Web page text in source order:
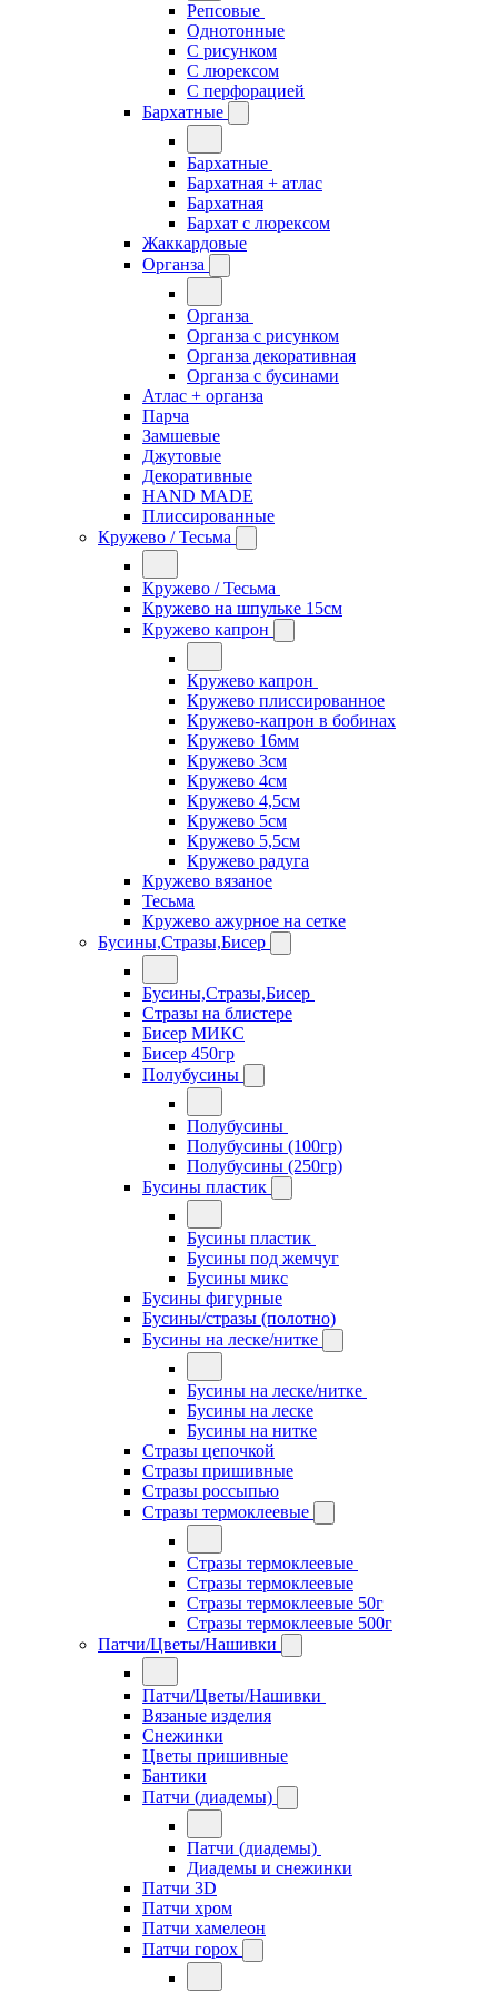
Репсовые
Однотонные
С рисунком
С люрексом
С перфорацией
Бархатные
Бархатные
Бархатная + атлас
Бархатная
Бархат с люрексом
Жаккардовые
Органза
Органза
Органза с рисунком
Органза декоративная
Органза с бусинами
Атлас + органза
Парча
Замшевые
Джутовые
Декоративные
HAND MADE
Плиссированные
Кружево / Тесьма
Кружево / Тесьма
Кружево на шпульке 15см
Кружево капрон
Кружево капрон
Кружево плиссированное
Кружево-капрон в бобинах
Кружево 16мм
Кружево 3см
Кружево 4см
Кружево 4,5см
Кружево 5см
Кружево 5,5см
Кружево радуга
Кружево вязаное
Тесьма
Кружево ажурное на сетке
Бусины,Стразы,Бисер
Бусины,Стразы,Бисер
Стразы на блистере
Бисер МИКС
Бисер 450гр
Полубусины
Полубусины
Полубусины (100гр)
Полубусины (250гр)
Бусины пластик
Бусины пластик
Бусины под жемчуг
Бусины микс
Бусины фигурные
Бусины/стразы (полотно)
Бусины на леске/нитке
Бусины на леске/нитке
Бусины на леске
Бусины на нитке
Стразы цепочкой
Стразы пришивные
Стразы россыпью
Стразы термоклеевые
Стразы термоклеевые
Стразы термоклеевые
Стразы термоклеевые 50г
Стразы термоклеевые 500г
Патчи/Цветы/Нашивки
Патчи/Цветы/Нашивки
Вязаные изделия
Снежинки
Цветы пришивные
Бантики
Патчи (диадемы)
Патчи (диадемы)
Диадемы и снежинки
Патчи 3D
Патчи хром
Патчи хамелеон
Патчи горох